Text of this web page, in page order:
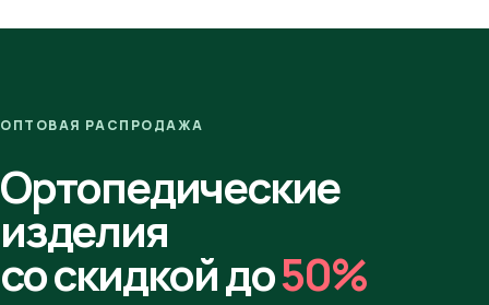
ОПТОВАЯ РАСПРОДАЖА
Ортопедические
изделия
со скидкой до50%